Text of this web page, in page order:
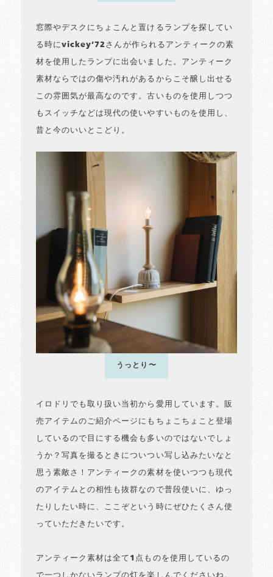
窓際やデスクにちょこんと置けるランプを探してい
る時にvickey’72さんが作られるアンティークの素
材を使用したランプに出会いました。アンティーク
素材ならではの傷や汚れがあるからこそ醸し出せる
この雰囲気が最高なのです。古いものを使用しつつ
もスイッチなどは現代の使いやすいものを使用し、
昔と今のいいとこどり。
うっとり〜
イロドリでも取り扱い当初から愛用しています。販
売アイテムのご紹介ページにもちょこちょこと登場
しているので目にする機会も多いのではないでしょ
うか？写真を撮るときについつい写し込みたいなと
思う素敵さ！アンティークの素材を使いつつも現代
のアイテムとの相性も抜群なので普段使いに、ゆっ
たりしたい時に、ここぞという時にぜひたくさん使
っていただきたいです。
アンティーク素材は全て1点ものを使用しているの
で一つしかないランプの灯を楽しんでくださいね。